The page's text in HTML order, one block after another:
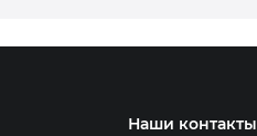
Наши контакты